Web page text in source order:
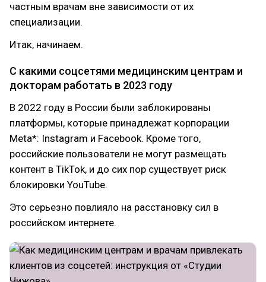
частным врачам вне зависимости от их
специализации.
Итак, начинаем.
С какими соцсетями медицинским центрам и
докторам работать в 2023 году
В 2022 году в России были заблокированы
платформы, которые принадлежат корпорации
Meta*: Instagram и Facebook. Кроме того,
российские пользователи не могут размещать
контент в TikTok, и до сих пор существует риск
блокировки YouTube.
Это серьезно повлияло на расстановку сил в
российском интернете.